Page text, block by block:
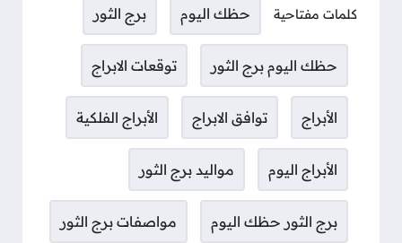
كلمات مفتاحية حظك اليوم برج الثور
حظك اليوم برج الثور توقعات الابراج
الأبراج توافق الابراج الأبراج الفلكية
الأبراج اليوم مواليد برج الثور
برج الثور حظك اليوم مواصفات برج الثور